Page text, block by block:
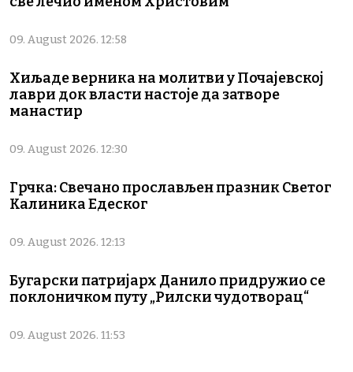
09. August 2026. 12:58
Хиљаде верника на молитви у Почајевској
лаври док власти настоје да затворе
манастир
09. August 2026. 12:30
Грчка: Свечано прослављен празник Светог
Калиника Едеског
09. August 2026. 12:13
Бугарски патријарх Данило придружио се
поклоничком путу „Рилски чудотворац“
09. August 2026. 11:53